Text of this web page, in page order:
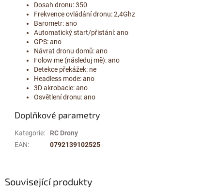
Související produkty
Dosah dronu: 350
Frekvence ovládání dronu: 2,4Ghz
Barometr: ano
Automatický start/přistání: ano
GPS: ano
Návrat dronu domů: ano
Folow me (následuj mě): ano
Detekce překážek: ne
Headless mode: ano
3D akrobacie: ano
Osvětlení dronu: ano
Doplňkové parametry
Kategorie:
RC Drony
EAN: 0792139102525